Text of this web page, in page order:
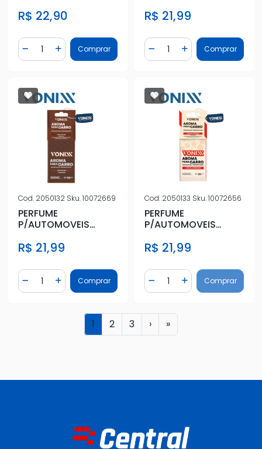
R$ 22,90
Diminuir Quantidade
Quantidade
Adicionar Quantidade
Comprar
R$ 21,99
Diminuir Quantidade
Quantidade
AdicionarComprar
Cod. 2050132 Sku.10072669
PERFUME
P/AUTOMOVEIS
VONIXX
R$ 21,99
Diminuir Quantidade
Quantidade
Adicionar Quantidade
Comprar
Cod. 2050133 Sku.10072656
PERFUME
P/AUTOMOVEIS
VONIXX
R$ 21,99
Diminuir Quantidade
Quantidade
AdicionarComprar
1 2 3 › »